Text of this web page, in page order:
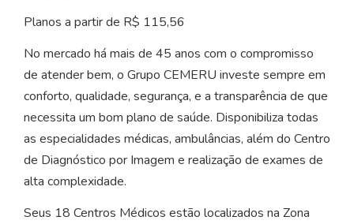
Planos a partir de R$ 115,56
No mercado há mais de 45 anos com o compromisso
de atender bem, o Grupo CEMERU investe sempre em
conforto, qualidade, segurança, e a transparência de que
necessita um bom plano de saúde. Disponibiliza todas
as especialidades médicas, ambulâncias, além do Centro
de Diagnóstico por Imagem e realização de exames de
alta complexidade.
Seus 18 Centros Médicos estão localizados na Zona